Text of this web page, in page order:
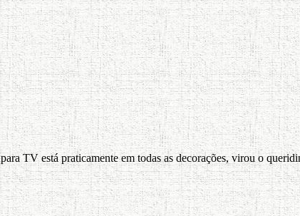
TV está praticamente em todas as decorações, virou o